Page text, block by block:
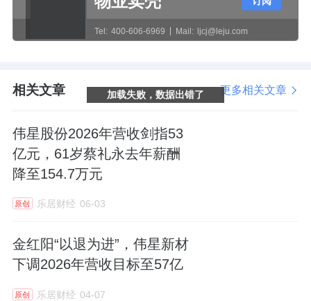
味着其年薪连续2年增长，2024年单年涨薪幅
度达20万元。Tel: 400-606-6969 Mail: ljcj@leju.com
相关文章 更多相关文章
伟星股份2026年营收剑指53
亿元，61岁蔡礼永去年薪酬
降至154.7万元
原创 乐居财经 06-03
金红阳“以退为进”，伟星新材
下调2026年营收目标至57亿
原创 乐居财经 04-07
加载失败，数据出错了